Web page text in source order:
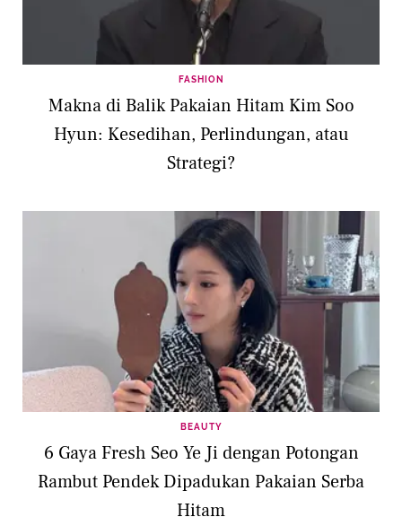
FASHION
Makna di Balik Pakaian Hitam Kim Soo
Hyun: Kesedihan, Perlindungan, atau
Strategi?
BEAUTY
6 Gaya Fresh Seo Ye Ji dengan Potongan
Rambut Pendek Dipadukan Pakaian Serba
Hitam